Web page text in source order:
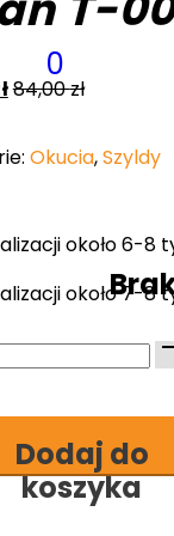
0
84,00zł
Okucia,Szyldy
około 6-8
około 7-8
Dodaj do
koszyka